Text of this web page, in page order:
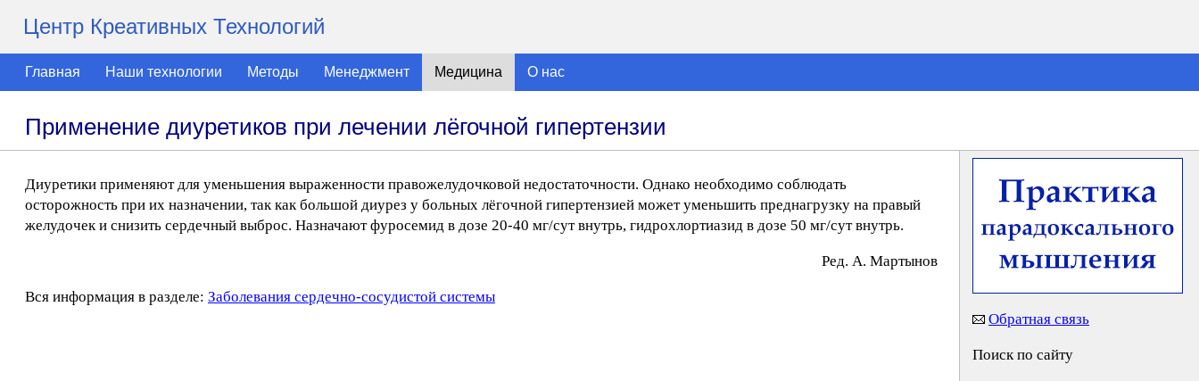
Центр Креативных Технологий
Главная Наши технологии Методы Менеджмент Медицина О нас
Применение диуретиков при лечении лёгочной гипертензии
Диуретики применяют для уменьшения выраженности правожелудочковой недостаточности. Однако необходимо соблюдать
осторожность при их назначении, так как большой диурез у больных лёгочной гипертензией может уменьшить преднагрузку на правый
желудочек и снизить сердечный выброс. Назначают фуросемид в дозе 20-40 мг/сут внутрь, гидрохлортиазид в дозе 50 мг/сут внутрь.
Peд. A. Mapтынoв
Вся информация в разделе: Заболевания сердечно-сосудистой системы
Обратная связь
Поиск по сайту